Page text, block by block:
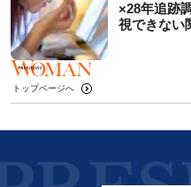
×28年追跡
視できない
トップページへ